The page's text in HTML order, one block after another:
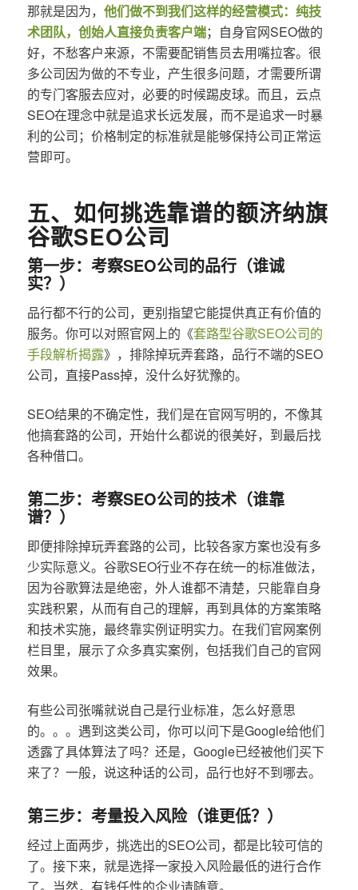
那就是因为， 他们做不到我们这样的经营模式：纯技
术团队，创始人直接负责客户端；自身官网SEO做的
好，不愁客户来源，不需要配销售员去用嘴拉客。很
多公司因为做的不专业，产生很多问题，才需要所谓
的专门客服去应对，必要的时候踢皮球。而且，云点
SEO在理念中就是追求长远发展，而不是追求一时暴
利的公司；价格制定的标准就是能够保持公司正常运
营即可。
五、如何挑选靠谱的额济纳旗
谷歌SEO公司
第一步：考察SEO公司的品行（谁诚
实？）
品行都不行的公司，更别指望它能提供真正有价值的
服务。你可以对照官网上的《套路型谷歌SEO公司的
手段解析揭露》，排除掉玩弄套路，品行不端的SEO
公司，直接Pass掉，没什么好犹豫的。
SEO结果的不确定性，我们是在官网写明的，不像其
他搞套路的公司，开始什么都说的很美好，到最后找
各种借口。
第二步：考察SEO公司的技术（谁靠
谱？）
即便排除掉玩弄套路的公司，比较各家方案也没有多
少实际意义。谷歌SEO行业不存在统一的标准做法，
因为谷歌算法是绝密，外人谁都不清楚，只能靠自身
实践积累，从而有自己的理解，再到具体的方案策略
和技术实施，最终靠实例证明实力。在我们官网案例
栏目里，展示了众多真实案例，包括我们自己的官网
效果。
有些公司张嘴就说自己是行业标准，怎么好意思
的。。。遇到这类公司，你可以问下是Google给他们
透露了具体算法了吗？还是，Google已经被他们买下
来了？一般，说这种话的公司，品行也好不到哪去。
第三步：考量投入风险（谁更低？）
经过上面两步，挑选出的SEO公司，都是比较可信的
了。接下来，就是选择一家投入风险最低的进行合作